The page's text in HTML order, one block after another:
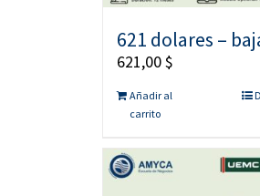
621 dolares –
621,00$
Añadir al
carrito